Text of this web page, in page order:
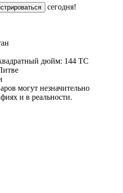
сегодня!
дюйм: 144 TC
могут незначительно
и в реальности.